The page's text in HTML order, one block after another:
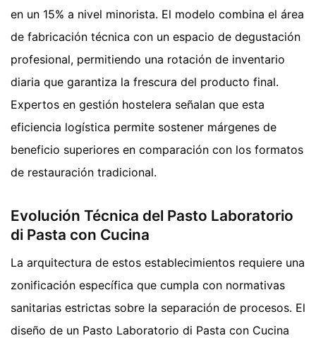
en un 15% a nivel minorista. El modelo combina el área
de fabricación técnica con un espacio de degustación
profesional, permitiendo una rotación de inventario
diaria que garantiza la frescura del producto final.
Expertos en gestión hostelera señalan que esta
eficiencia logística permite sostener márgenes de
beneficio superiores en comparación con los formatos
de restauración tradicional.
Evolución Técnica del Pasto Laboratorio
di Pasta con Cucina
La arquitectura de estos establecimientos requiere una
zonificación específica que cumpla con normativas
sanitarias estrictas sobre la separación de procesos. El
diseño de un Pasto Laboratorio di Pasta con Cucina